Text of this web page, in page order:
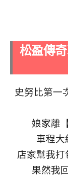
松盈傳
史努比第一
娘家離
車程大
店家幫我打
果然我